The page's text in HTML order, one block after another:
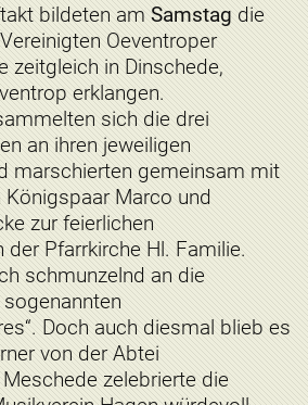
bildeten am Samstag die
Oeventroper
zeitgleich in Dinschede,
erklangen.
sich die drei
an ihren jeweiligen
marschierten gemeinsam mit
Marco und
zur feierlichen
Pfarrkirche Hl. Familie.
schmunzelnd an die
Doch auch diesmal blieb es
von der Abtei
zelebrierte die